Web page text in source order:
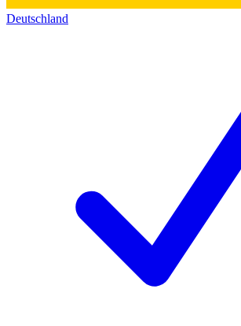
Deutschland